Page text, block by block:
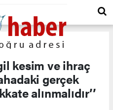
kesim ve ihraç
gerçek
alınmalıdır’’